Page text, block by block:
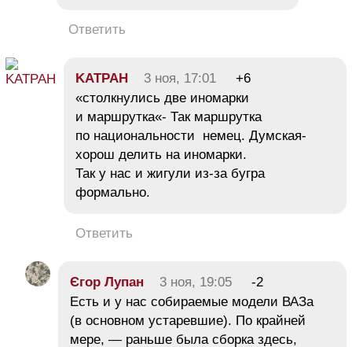
Ответить
KATPAH 3 ноя, 17:01
+6
«столкнулись две иномарки
и маршрутка«- Так маршрутка
по национальности немец. Думская-
хорош делить на иномарки.
Так у нас и жигули из-за бугра
формально.
Ответить
Єгор Лупан 3 ноя, 19:05
-2
Есть и у нас собираемые модели ВАЗа
(в основном устаревшие). По крайней
мере, — раньше была сборка здесь,